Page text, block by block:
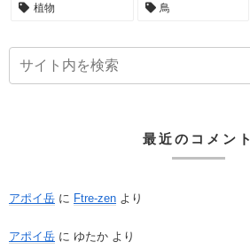
植物 鳥
最近のコメント
アポイ岳 に Ftre-zen より
アポイ岳 に ゆたか より